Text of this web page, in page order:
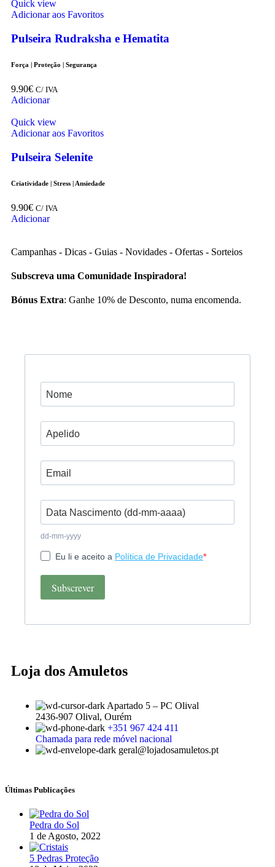
Quick view
Adicionar aos Favoritos
Pulseira Rudraksha e Hematita
Força | Proteção | Segurança
9.90€ C/ IVA
Adicionar
Quick view
Adicionar aos Favoritos
Pulseira Selenite
Criatividade | Stress | Ansiedade
9.90€ C/ IVA
Adicionar
Campanhas - Dicas - Guias - Novidades - Ofertas - Sorteios
Subscreva uma Comunidade Inspiradora!
Bónus Extra: Ganhe 10% de Desconto, numa encomenda.
dd-mm-yyyy
Eu li e aceito a Política de Privacidade
Subscrever
Loja dos Amuletos
Apartado 5 – PC Olival
2436-907 Olival, Ourém
+351 967 424 411
Chamada para rede móvel nacional
geral@lojadosamuletos.pt
Últimas Publicações
Pedra do Sol
1 de Agosto, 2022
5 Pedras Proteção